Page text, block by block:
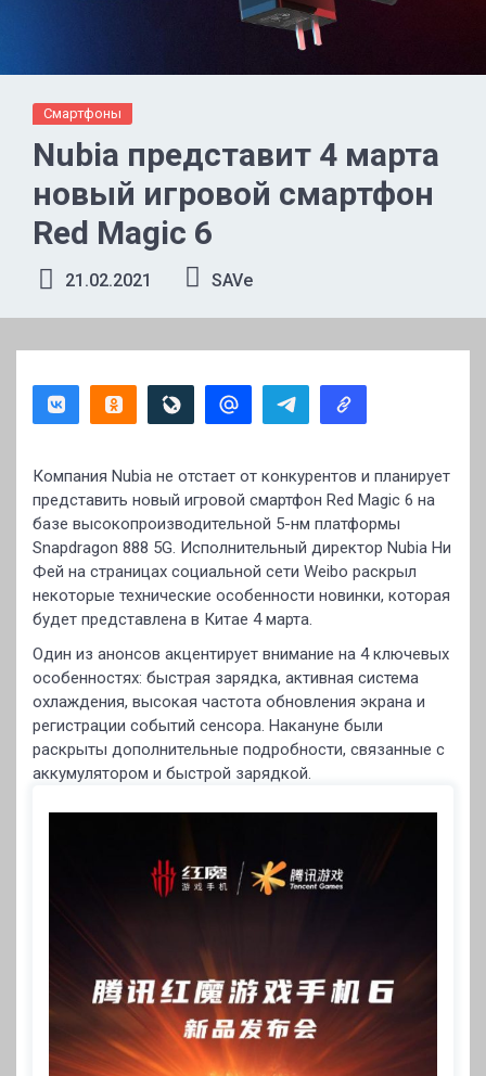
Смартфоны
Nubia представит 4 марта
новый игровой смартфон
Red Magic 6
21.02.2021 SAVe
Компания Nubia не отстает от конкурентов и планирует
представить новый игровой смартфон Red Magic 6 на
базе высокопроизводительной 5-нм платформы
Snapdragon 888 5G. Исполнительный директор Nubia Ни
Фей на страницах социальной сети Weibo раскрыл
некоторые технические особенности новинки, которая
будет представлена в Китае 4 марта.
Один из анонсов акцентирует внимание на 4 ключевых
особенностях: быстрая зарядка, активная система
охлаждения, высокая частота обновления экрана и
регистрации событий сенсора. Накануне были
раскрыты дополнительные подробности, связанные с
аккумулятором и быстрой зарядкой.